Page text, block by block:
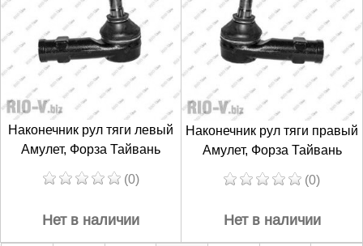
Наконечник рул тяги левый
Амулет, Форза Тайвань
(0)
Нет в наличии
Наконечник рул тяги правый
Амулет, Форза Тайвань
(0)
Нет в наличии